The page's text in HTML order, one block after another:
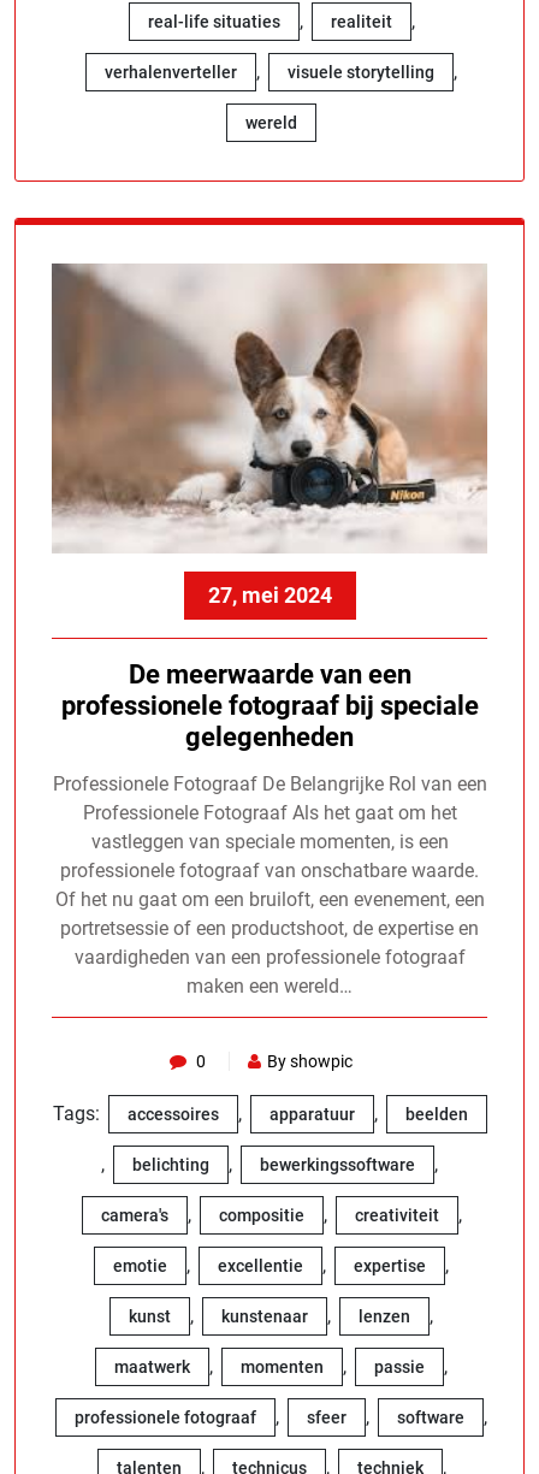
real-life situaties , realiteit ,
verhalenverteller , visuele storytelling ,
wereld
27, mei 2024
De meerwaarde van een
professionele fotograaf bij speciale
gelegenheden
Professionele Fotograaf De Belangrijke Rol van een
Professionele Fotograaf Als het gaat om het
vastleggen van speciale momenten, is een
professionele fotograaf van onschatbare waarde.
Of het nu gaat om een bruiloft, een evenement, een
portretsessie of een productshoot, de expertise en
vaardigheden van een professionele fotograaf
maken een wereld…
0 By showpic
Tags: accessoires , apparatuur , beelden
, belichting , bewerkingssoftware ,
camera's , compositie , creativiteit ,
emotie , excellentie , expertise ,
kunst , kunstenaar , lenzen ,
maatwerk , momenten , passie ,
professionele fotograaf , sfeer , software ,
talenten , technicus , techniek ,